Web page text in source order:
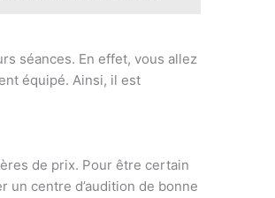
séances. En effet, vous allez
équipé. Ainsi, il est
de prix. Pour être certain
centre d’audition de bonne